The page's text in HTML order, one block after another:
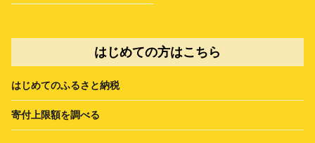
はじめての方はこちら
はじめてのふるさと納税
寄付上限額を調べる